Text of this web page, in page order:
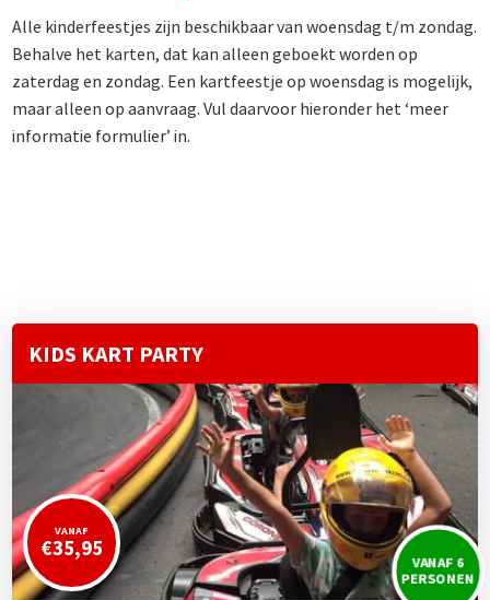
Alle kinderfeestjes zijn beschikbaar van woensdag t/m zondag.
Behalve het karten, dat kan alleen geboekt worden op
zaterdag en zondag. Een kartfeestje op woensdag is mogelijk,
maar alleen op aanvraag. Vul daarvoor hieronder het ‘meer
informatie formulier’ in.
KIDS KART PARTY
VANAF
€35,95
VANAF 6
PERSONEN